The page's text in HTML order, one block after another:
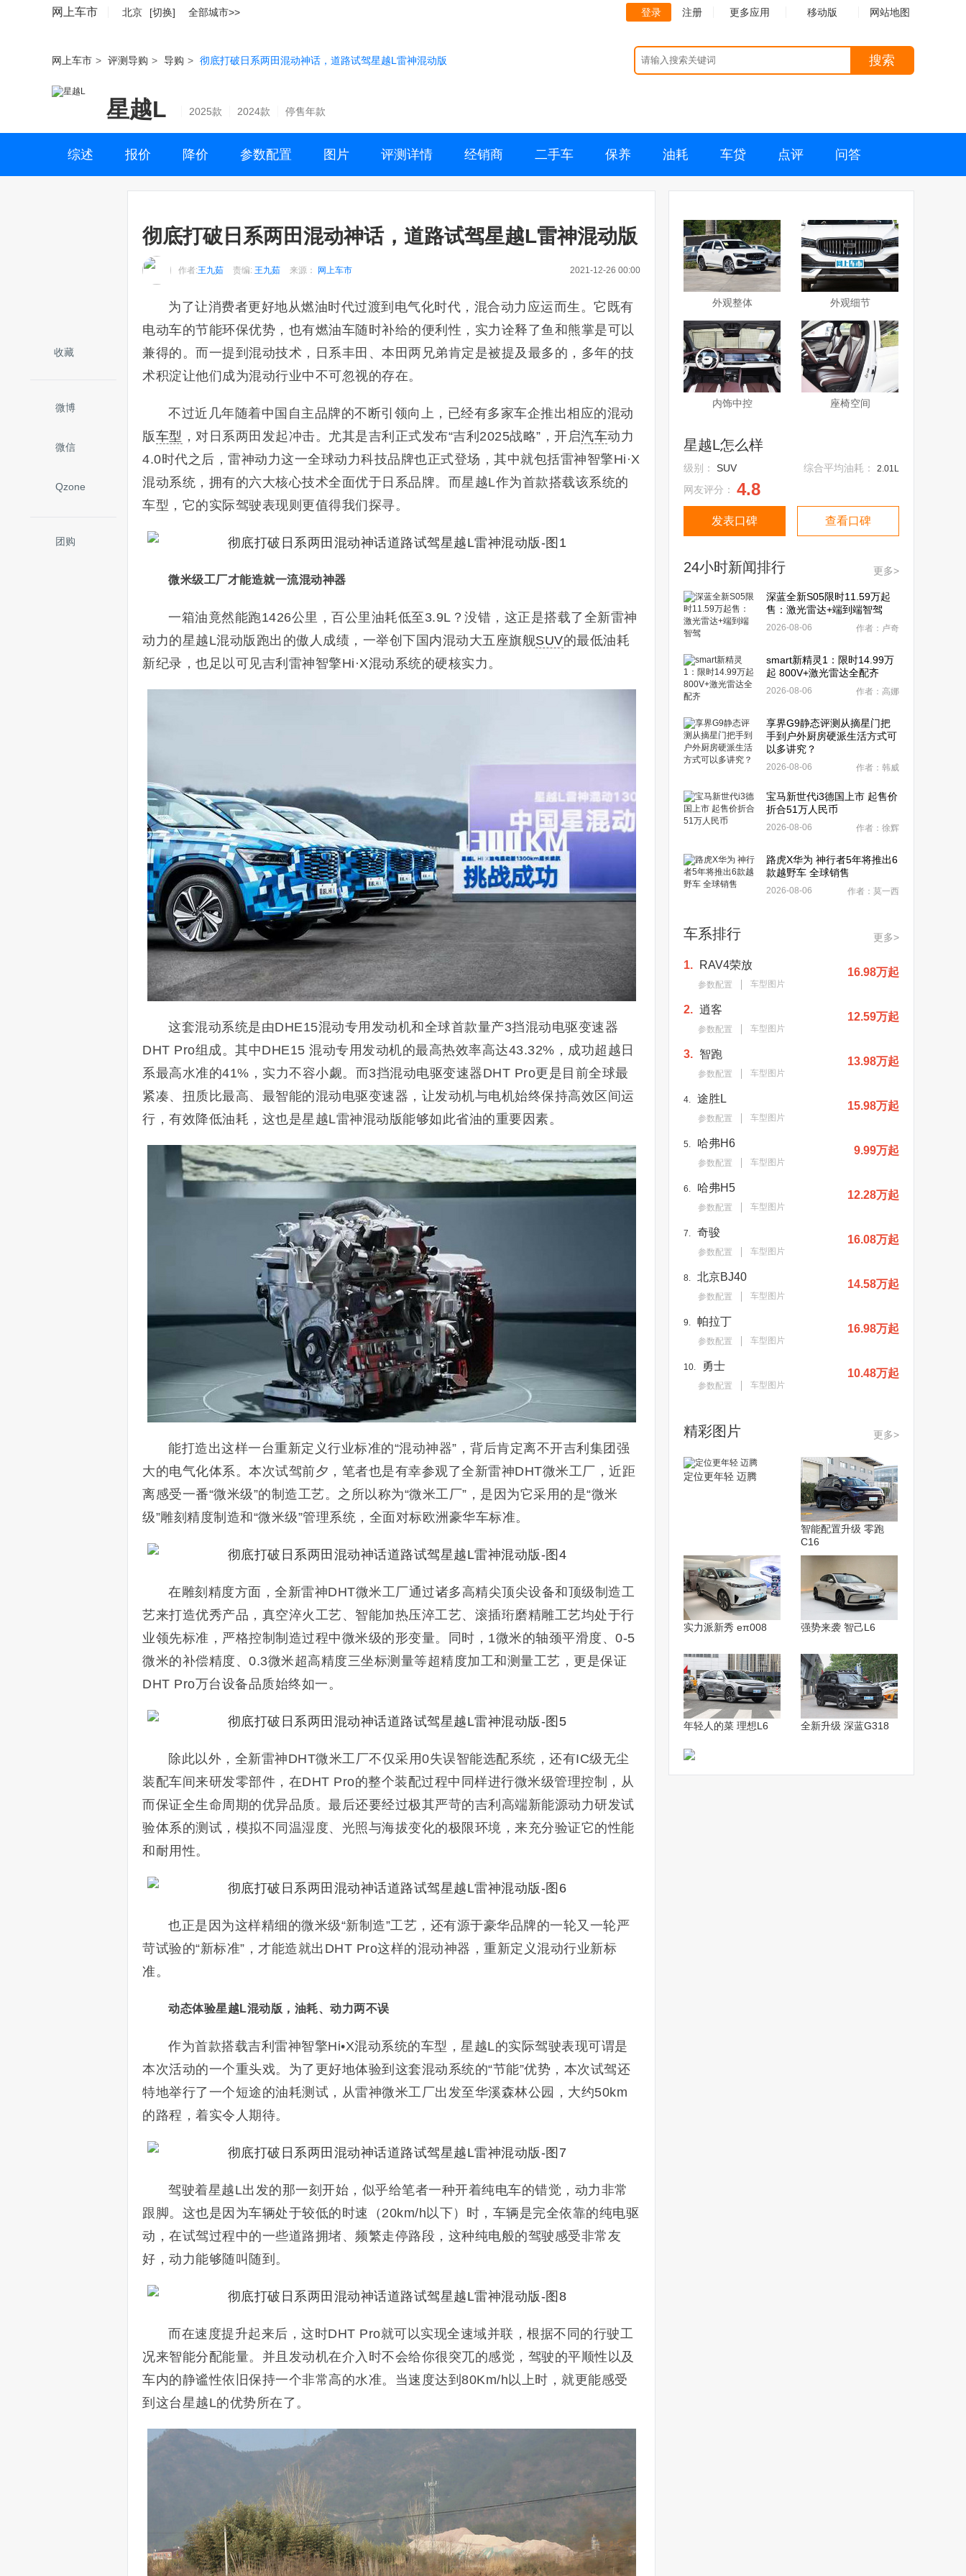
网上车市 北京 [切换] 全部城市>> 登录 注册 更多应用 移动版 网站地图
网上车市 > 评测导购 > 导购 > 彻底打破日系两田混动神话，道路试驾星越L雷神混动版 搜索
星越L 2025款 2024款 停售年款
综述 报价 降价 参数配置 图片 评测详情 经销商 二手车 保养 油耗 车贷 点评 问答
收藏
微博
微信
Qzone
团购
彻底打破日系两田混动神话，道路试驾星越L雷神混动版
作者:王九茹 责编: 王九茹 来源： 网上车市 2021-12-26 00:00
为了让消费者更好地从燃油时代过渡到电气化时代，混合动力应运而生。它既有
电动车的节能环保优势，也有燃油车随时补给的便利性，实力诠释了鱼和熊掌是可以
兼得的。而一提到混动技术，日系丰田、本田两兄弟肯定是被提及最多的，多年的技
术积淀让他们成为混动行业中不可忽视的存在。
不过近几年随着中国自主品牌的不断引领向上，已经有多家车企推出相应的混动
版车型 ，对日系两田发起冲击。尤其是吉利正式发布“吉利2025战略”，开启汽车动力
4.0时代之后，雷神动力这一全球动力科技品牌也正式登场，其中就包括雷神智擎Hi·X
混动系统，拥有的六大核心技术全面优于日系品牌。而星越L作为首款搭载该系统的
车型，它的实际驾驶表现则更值得我们探寻。
微米级工厂才能造就一流混动神器
一箱油竟然能跑1426公里，百公里油耗低至3.9L？没错，这正是搭载了全新雷神
动力的星越L混动版跑出的傲人成绩，一举创下国内混动大五座旗舰SUV的最低油耗
新纪录，也足以可见吉利雷神智擎Hi·X混动系统的硬核实力。
这套混动系统是由DHE15混动专用发动机和全球首款量产3挡混动电驱变速器
DHT Pro组成。其中DHE15 混动专用发动机的最高热效率高达43.32%，成功超越日
系最高水准的41%，实力不容小觑。而3挡混动电驱变速器DHT Pro更是目前全球最
紧凑、扭质比最高、最智能的混动电驱变速器，让发动机与电机始终保持高效区间运
行，有效降低油耗，这也是星越L雷神混动版能够如此省油的重要因素。
能打造出这样一台重新定义行业标准的“混动神器”，背后肯定离不开吉利集团强
大的电气化体系。本次试驾前夕，笔者也是有幸参观了全新雷神DHT微米工厂，近距
离感受一番“微米级”的制造工艺。之所以称为“微米工厂”，是因为它采用的是“微米
级”雕刻精度制造和“微米级”管理系统，全面对标欧洲豪华车标准。
在雕刻精度方面，全新雷神DHT微米工厂通过诸多高精尖顶尖设备和顶级制造工
艺来打造优秀产品，真空淬火工艺、智能加热压淬工艺、滚插珩磨精雕工艺均处于行
业领先标准，严格控制制造过程中微米级的形变量。同时，1微米的轴颈平滑度、0-5
微米的补偿精度、0.3微米超高精度三坐标测量等超精度加工和测量工艺，更是保证
DHT Pro万台设备品质始终如一。
除此以外，全新雷神DHT微米工厂不仅采用0失误智能选配系统，还有IC级无尘
装配车间来研发零部件，在DHT Pro的整个装配过程中同样进行微米级管理控制，从
而保证全生命周期的优异品质。最后还要经过极其严苛的吉利高端新能源动力研发试
验体系的测试，模拟不同温湿度、光照与海拔变化的极限环境，来充分验证它的性能
和耐用性。
也正是因为这样精细的微米级“新制造”工艺，还有源于豪华品牌的一轮又一轮严
苛试验的“新标准”，才能造就出DHT Pro这样的混动神器，重新定义混动行业新标
准。
动态体验星越L混动版，油耗、动力两不误
作为首款搭载吉利雷神智擎Hi•X混动系统的车型，星越L的实际驾驶表现可谓是
本次活动的一个重头戏。为了更好地体验到这套混动系统的“节能”优势，本次试驾还
特地举行了一个短途的油耗测试，从雷神微米工厂出发至华溪森林公园，大约50km
的路程，着实令人期待。
驾驶着星越L出发的那一刻开始，似乎给笔者一种开着纯电车的错觉，动力非常
跟脚。这也是因为车辆处于较低的时速（20km/h以下）时，车辆是完全依靠的纯电驱
动，在试驾过程中的一些道路拥堵、频繁走停路段，这种纯电般的驾驶感受非常友
好，动力能够随叫随到。
而在速度提升起来后，这时DHT Pro就可以实现全速域并联，根据不同的行驶工
况来智能分配能量。并且发动机在介入时不会给你很突兀的感觉，驾驶的平顺性以及
车内的静谧性依旧保持一个非常高的水准。当速度达到80Km/h以上时，就更能感受
到这台星越L的优势所在了。
外观整体 外观细节
内饰中控 座椅空间
星越L怎么样
级别： SUV 综合平均油耗： 2.01L
网友评分： 4.8
发表口碑 查看口碑
24小时新闻排行 更多>
深蓝全新S05限时11.59万起
售：激光雷达+端到端智驾
2026-08-06 作者：卢奇
smart新精灵1：限时14.99万
起 800V+激光雷达全配齐
2026-08-06 作者：高娜
享界G9静态评测从摘星门把
手到户外厨房硬派生活方式可
以多讲究？
2026-08-06 作者：韩威
宝马新世代i3德国上市 起售价
折合51万人民币
2026-08-06 作者：徐辉
路虎X华为 神行者5年将推出6
款越野车 全球销售
2026-08-06 作者：莫一西
车系排行 更多>
1. RAV4荣放
参数配置 车型图片
16.98万起
2. 逍客
参数配置 车型图片
12.59万起
3. 智跑
参数配置 车型图片
13.98万起
4. 途胜L
参数配置 车型图片
15.98万起
5. 哈弗H6
参数配置 车型图片
9.99万起
6. 哈弗H5
参数配置 车型图片
12.28万起
7. 奇骏
参数配置 车型图片
16.08万起
8. 北京BJ40
参数配置 车型图片
14.58万起
9. 帕拉丁
参数配置 车型图片
16.98万起
10. 勇士
参数配置 车型图片
10.48万起
精彩图片 更多>
定位更年轻 迈腾
智能配置升级 零跑
C16
实力派新秀 eπ008 强势来袭 智己L6
年轻人的菜 理想L6 全新升级 深蓝G318